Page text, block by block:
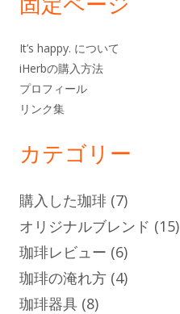
It’s happy. について
iHerbの購入方法
プロフィール
リンク集
カテゴリー
購入した珈琲 (7)
オリジナルブレンド (15)
珈琲レビュー (6)
珈琲の淹れ方 (4)
珈琲器具 (8)